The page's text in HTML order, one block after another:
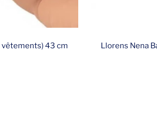
vêtements) 43 cm
Llorens Nena